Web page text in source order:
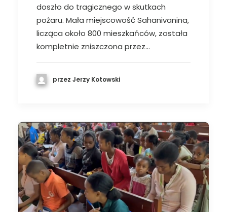
doszło do tragicznego w skutkach
pożaru. Mała miejscowość Sahanivanina,
licząca około 800 mieszkańców, została
kompletnie zniszczona przez…
przez Jerzy Kotowski